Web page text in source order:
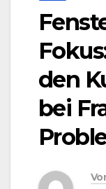
den
bei